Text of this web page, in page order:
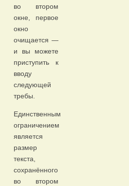
во втором
окне, первое
окно
очищается —
и вы можете
приступить к
вводу
следующей
требы.
Единственным
ограничением
является
размер
текста,
сохранённого
во втором